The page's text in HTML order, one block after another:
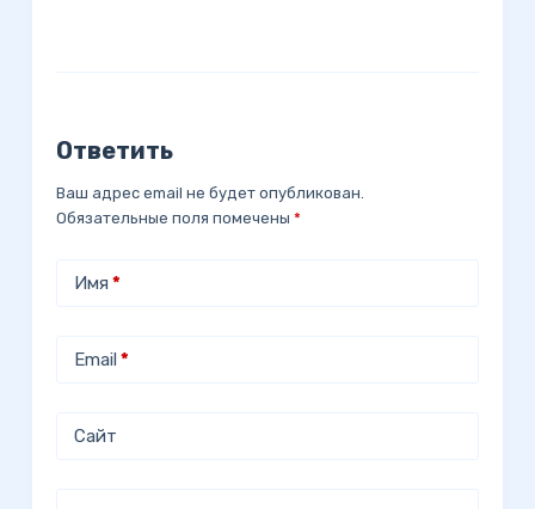
Ответить
Ваш адрес email не будет опубликован.
Обязательные поля помечены *
Имя *
Email *
Сайт